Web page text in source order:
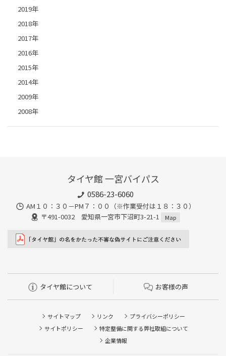
2019年
2018年
2017年
2016年
2015年
2014年
2009年
2008年
タイヤ館 一宮バイパス
0586-23-6060
AM１０：３０－PM７：００（※作業受付は１８：３０）
〒491-0032 愛知県一宮市下沼町3-21-1
Map
タイヤ館について お客様の声
サイトマップ リンク
プライバシーポリシー
サイトポリシー
特定整備に関する弊社取組について
企業情報